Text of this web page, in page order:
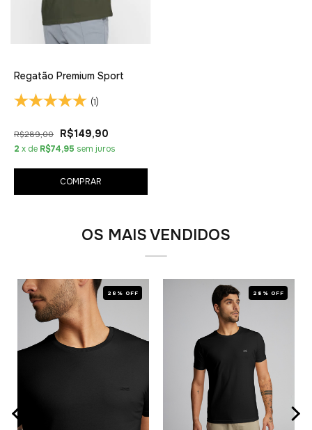
Regatão Premium Sport
(1)
R$289,00 R$149,90
2 x de R$74,95 sem juros
COMPRAR
OS MAIS VENDIDOS
28% OFF 28% OFF